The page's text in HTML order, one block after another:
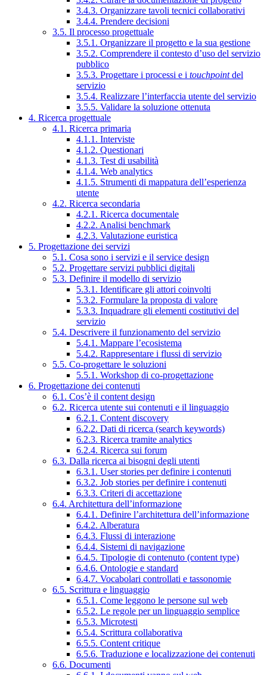
3.4.3. Organizzare tavoli tecnici collaborativi
3.4.4. Prendere decisioni
3.5. Il processo progettuale
3.5.1. Organizzare il progetto e la sua gestione
3.5.2. Comprendere il contesto d’uso del servizio
pubblico
3.5.3. Progettare i processi e i touchpointdel
servizio
3.5.4. Realizzare l’interfaccia utente del servizio
3.5.5. Validare la soluzione ottenuta
4. Ricerca progettuale
4.1. Ricerca primaria
4.1.1. Interviste
4.1.2. Questionari
4.1.3. Test di usabilità
4.1.4. Web analytics
4.1.5. Strumenti di mappatura dell’esperienza
utente
4.2. Ricerca secondaria
4.2.1. Ricerca documentale
4.2.2. Analisi benchmark
4.2.3. Valutazione euristica
5. Progettazione dei servizi
5.1. Cosa sono i servizi e il service design
5.2. Progettare servizi pubblici digitali
5.3. Definire il modello di servizio
5.3.1. Identificare gli attori coinvolti
5.3.2. Formulare la proposta di valore
5.3.3. Inquadrare gli elementi costitutivi del
servizio
5.4. Descrivere il funzionamento del servizio
5.4.1. Mappare l’ecosistema
5.4.2. Rappresentare i flussi di servizio
5.5. Co-progettare le soluzioni
5.5.1. Workshop di co-progettazione
6. Progettazione dei contenuti
6.1. Cos’è il content design
6.2. Ricerca utente sui contenuti e il linguaggio
6.2.1. Content discovery
6.2.2. Dati di ricerca (search keywords)
6.2.3. Ricerca tramite analytics
6.2.4. Ricerca sui forum
6.3. Dalla ricerca ai bisogni degli utenti
6.3.1. User stories per definire i contenuti
6.3.2. Job stories per definire i contenuti
6.3.3. Criteri di accettazione
6.4. Architettura dell’informazione
6.4.1. Definire l’architettura dell’informazione
6.4.2. Alberatura
6.4.3. Flussi di interazione
6.4.4. Sistemi di navigazione
6.4.5. Tipologie di contenuto (content type)
6.4.6. Ontologie e standard
6.4.7. Vocabolari controllati e tassonomie
6.5. Scrittura e linguaggio
6.5.1. Come leggono le persone sul web
6.5.2. Le regole per un linguaggio semplice
6.5.3. Microtesti
6.5.4. Scrittura collaborativa
6.5.5. Content critique
6.5.6. Traduzione e localizzazione dei contenuti
6.6. Documenti